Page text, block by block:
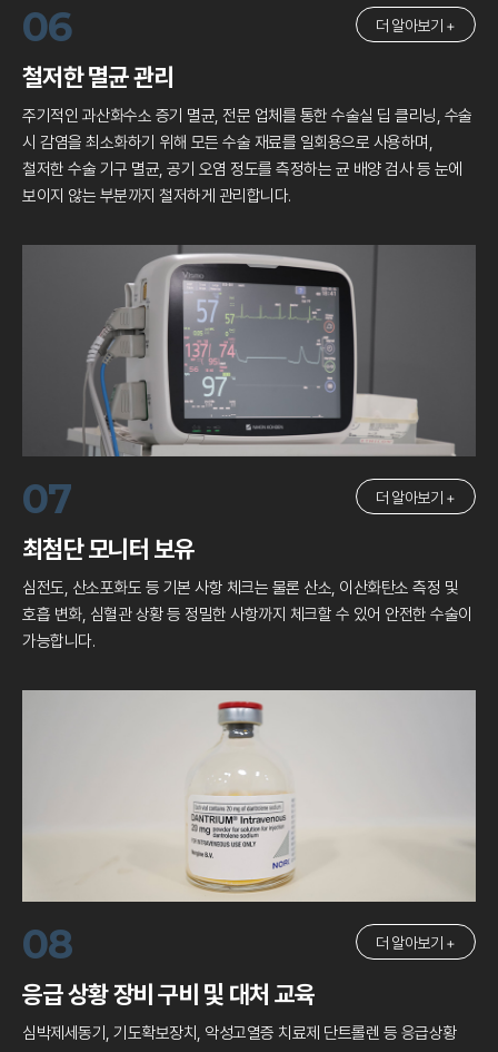
06
철저한 멸균 관리
주기적인 과산화수소 증기 멸균, 전문 업체를 통한 수술실 딥 클리닝, 수술
시 감염을 최소화하기 위해 모든 수술 재료를 일회용으로 사용하며,
철저한 수술 기구 멸균, 공기 오염 정도를 측정하는 균 배양 검사 등 눈에
보이지 않는 부분까지 철저하게 관리합니다.
더 알아보기 +
07
최첨단 모니터 보유
심전도, 산소포화도 등 기본 사항 체크는 물론 산소, 이산화탄소 측정 및
호흡 변화, 심혈관 상황 등 정밀한 사항까지 체크할 수 있어 안전한 수술이
가능합니다.
더 알아보기 +
08
응급 상황 장비 구비 및 대처 교육
심박제세동기, 기도확보장치, 악성고열증 치료제 단트롤렌 등 응급상황
더 알아보기 +